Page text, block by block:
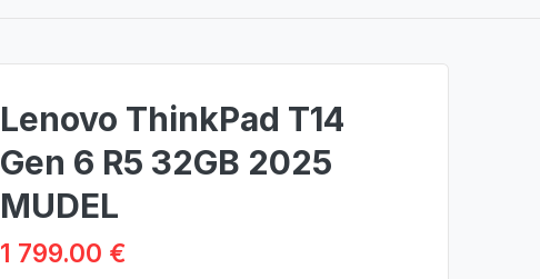
Lenovo ThinkPad T14
Gen 6 R5 32GB 2025
MUDEL
1 799.00 €